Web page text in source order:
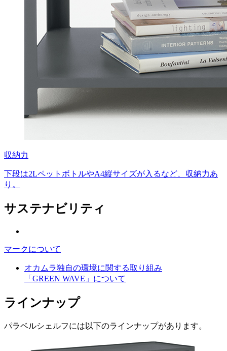
収納力
下段は2LペットボトルやA4縦サイズが入るなど、収納力あ
り。
サステナビリティ
マークについて
オカムラ独自の環境に関する取り組み
「GREEN WAVE」について
ラインナップ
パラベルシェルフには以下のラインナップがあります。